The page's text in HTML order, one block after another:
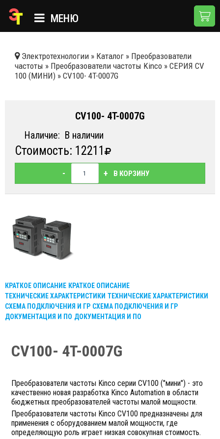
МЕНЮ
КАТАЛОГ
НОВОСТИ
ДОСТАВКА И ОПЛАТА
КОНТАКТЫ
Электротехнологии » Каталог » Преобразователи
частоты » Преобразователи частоты Kinco » СЕРИЯ СV
100 (МИНИ) » CV100- 4T-0007G
CV100- 4T-0007G
Наличие: В наличии
Стоимость: 12211
- + В КОРЗИНУ
КРАТКОЕ ОПИСАНИЕ КРАТКОЕ ОПИСАНИЕ
ТЕХНИЧЕСКИЕ ХАРАКТЕРИСТИКИ ТЕХНИЧЕСКИЕ ХАРАКТЕРИСТИКИ
СХЕМА ПОДКЛЮЧЕНИЯ И ГР СХЕМА ПОДКЛЮЧЕНИЯ И ГР
ДОКУМЕНТАЦИЯ И ПО ДОКУМЕНТАЦИЯ И ПО
CV100- 4T-0007G
Преобразователи частоты Kinco серии CV100 ("мини") - это
качественно новая разработка Kinco Automation в области
бюджетных преобразователей частоты малой мощности.
Преобразователи частоты Kinco СV100 предназначены для
применения с оборудованием малой мощности, где
определяющую роль играет низкая совокупная стоимость.